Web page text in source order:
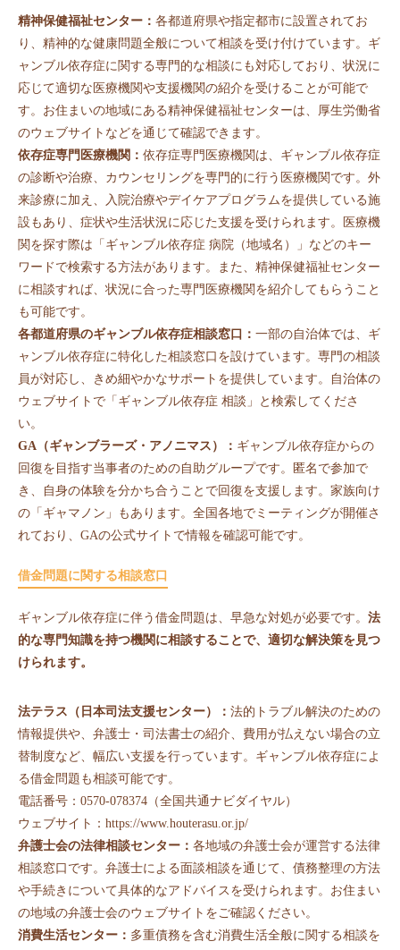
精神保健福祉センター： 各都道府県や指定都市に設置されてお
り、精神的な健康問題全般について相談を受け付けています。ギ
ャンブル依存症に関する専門的な相談にも対応しており、状況に
応じて適切な医療機関や支援機関の紹介を受けることが可能で
す。お住まいの地域にある精神保健福祉センターは、厚生労働省
のウェブサイトなどを通じて確認できます。
依存症専門医療機関： 依存症専門医療機関は、ギャンブル依存症
の診断や治療、カウンセリングを専門的に行う医療機関です。外
来診療に加え、入院治療やデイケアプログラムを提供している施
設もあり、症状や生活状況に応じた支援を受けられます。医療機
関を探す際は「ギャンブル依存症 病院（地域名）」などのキー
ワードで検索する方法があります。また、精神保健福祉センター
に相談すれば、状況に合った専門医療機関を紹介してもらうこと
も可能です。
各都道府県のギャンブル依存症相談窓口： 一部の自治体では、ギ
ャンブル依存症に特化した相談窓口を設けています。専門の相談
員が対応し、きめ細やかなサポートを提供しています。自治体の
ウェブサイトで「ギャンブル依存症 相談」と検索してくださ
い。
GA（ギャンブラーズ・アノニマス）： ギャンブル依存症からの
回復を目指す当事者のための自助グループです。匿名で参加で
き、自身の体験を分かち合うことで回復を支援します。家族向け
の「ギャマノン」もあります。全国各地でミーティングが開催さ
れており、GAの公式サイトで情報を確認可能です。
借金問題に関する相談窓口
ギャンブル依存症に伴う借金問題は、早急な対処が必要です。 法
的な専門知識を持つ機関に相談することで、適切な解決策を見つ
けられます。
法テラス（日本司法支援センター）： 法的トラブル解決のための
情報提供や、弁護士・司法書士の紹介、費用が払えない場合の立
替制度など、幅広い支援を行っています。ギャンブル依存症によ
る借金問題も相談可能です。
電話番号：0570-078374（全国共通ナビダイヤル）
ウェブサイト： https://www.houterasu.or.jp/
弁護士会の法律相談センター： 各地域の弁護士会が運営する法律
相談窓口です。弁護士による面談相談を通じて、債務整理の方法
や手続きについて具体的なアドバイスを受けられます。お住まい
の地域の弁護士会のウェブサイトをご確認ください。
消費生活センター： 多重債務を含む消費生活全般に関する相談を